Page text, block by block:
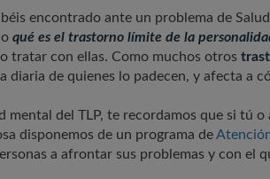
encontrado ante un problema de
qué es el trastorno límite de la
tratar con ellas. Como muchos otros
diaria de quienes lo padecen, y afecta a
mental del TLP, te recordamos que si tú
disponemos de un programa de
a afrontar sus problemas y con el